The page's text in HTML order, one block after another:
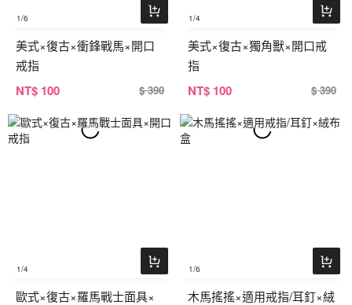
1/6
美式×復古×衝鋒戰馬×開口
戒指
NT$ 100 $ 390
1/4
美式×復古×獨角獸×開口戒
指
NT$ 100 $ 390
1/4
歐式×復古×羅馬戰士面具×
1/6
木馬搖搖×適用戒指/耳釘×絨